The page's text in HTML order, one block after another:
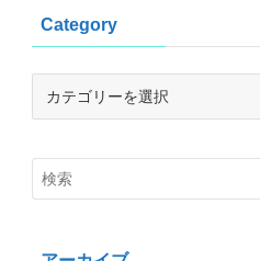
Category